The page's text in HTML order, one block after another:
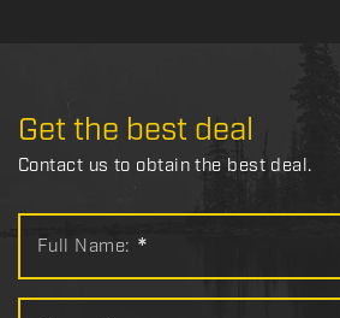
Get the best deal
Contact us to obtain the best deal.
Full Name: *